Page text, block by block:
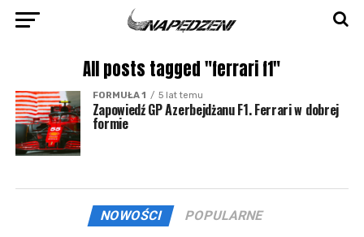
All posts tagged "ferrari f1"
FORMUŁA 1 5 lat temu
Zapowiedź GP Azerbejdżanu F1. Ferrari w dobrej
formie
NOWOŚCI POPULARNE